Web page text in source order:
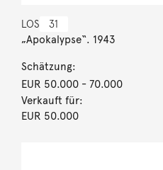
LOS 31
„Apokalypse“. 1943
Schätzung:
EUR 50.000- 70.000
Verkauft für:
EUR 50.000